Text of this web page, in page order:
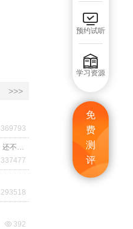

预约试听

学习资源
免
费
测
评
>>>
369793
337477
293518
 392